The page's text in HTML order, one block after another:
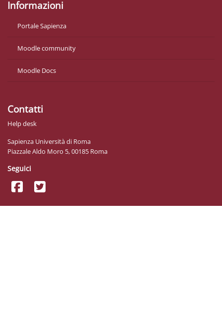
Informazioni
Portale Sapienza
Moodle community
Moodle Docs
Contatti
Help desk
Sapienza Università di Roma
Piazzale Aldo Moro 5, 00185 Roma
Seguici